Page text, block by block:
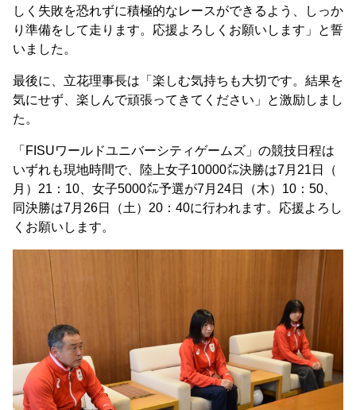
しく失敗を恐れずに積極的なレースができるよう、しっか
り準備をして走ります。応援よろしくお願いします」と誓
いました。
最後に、立花理事長は「楽しむ気持ちも大切です。結果を
気にせず、楽しんで頑張ってきてください」と激励しまし
た。
「FISUワールドユニバーシティゲームズ」の競技日程は
いずれも現地時間で、陸上女子10000㍍決勝は7月21日（
月）21：10、女子5000㍍予選が7月24日（木）10：50、
同決勝は7月26日（土）20：40に行われます。応援よろし
くお願いします。